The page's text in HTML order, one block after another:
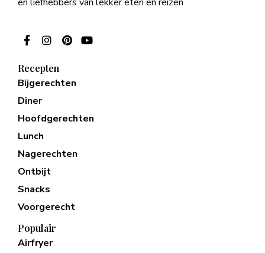
Recepten
Bijgerechten
Diner
Hoofdgerechten
Lunch
Nagerechten
Ontbijt
Snacks
Voorgerecht
Populair
Airfryer